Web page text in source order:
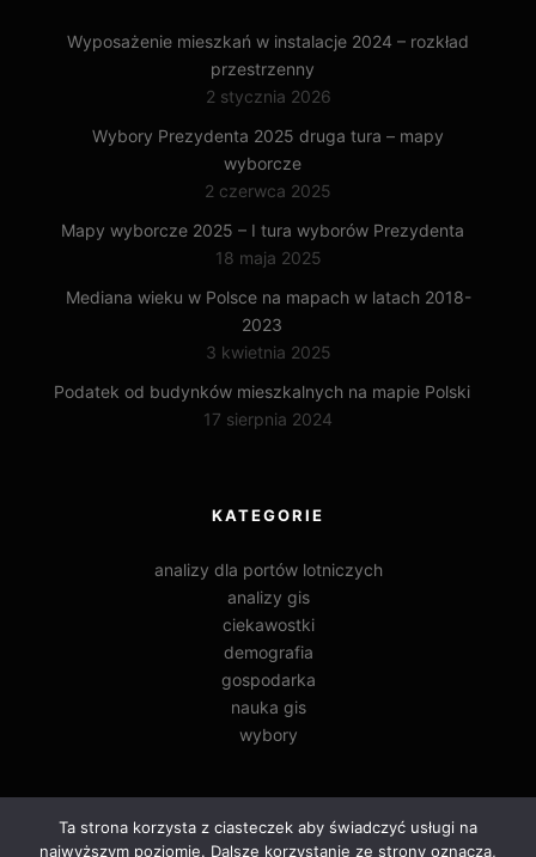
Wyposażenie mieszkań w instalacje 2024 – rozkład
przestrzenny
2 stycznia 2026
Wybory Prezydenta 2025 druga tura – mapy
wyborcze
2 czerwca 2025
Mapy wyborcze 2025 – I tura wyborów Prezydenta
18 maja 2025
Mediana wieku w Polsce na mapach w latach 2018-
2023
3 kwietnia 2025
Podatek od budynków mieszkalnych na mapie Polski
17 sierpnia 2024
KATEGORIE
analizy dla portów lotniczych
analizy gis
ciekawostki
demografia
gospodarka
nauka gis
wybory
Ta strona korzysta z ciasteczek aby świadczyć usługi na
najwyższym poziomie. Dalsze korzystanie ze strony oznacza,